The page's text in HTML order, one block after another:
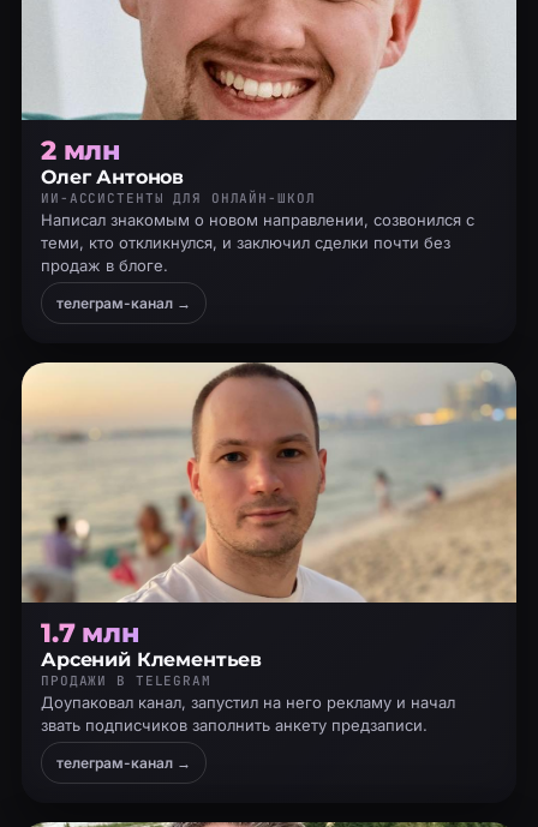
2 млн
Олег Антонов
ИИ-АССИСТЕНТЫ ДЛЯ ОНЛАЙН-ШКОЛ
Написал знакомым о новом направлении, созвонился с
теми, кто откликнулся, и заключил сделки почти без
продаж в блоге.
телеграм-канал →
1.7 млн
Арсений Клементьев
ПРОДАЖИ В TELEGRAM
Доупаковал канал, запустил на него рекламу и начал
звать подписчиков заполнить анкету предзаписи.
телеграм-канал →